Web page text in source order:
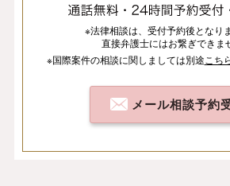
※法律相談は、 受付予約後となり
直接弁護士にはお繋ぎできま
※国際案件の相談に関しましては別途 こち
メール相談予約